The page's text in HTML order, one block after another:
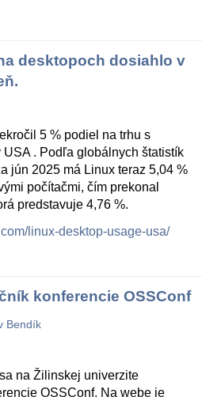
desktopoch dosiahlo v
5 % podiel na trhu s
. Podľa globálnych štatistík
jún 2025 má Linux teraz 5,04 %
počítačmi, čím prekonal
predstavuje 4,76 %.
linux-desktop-usage-usa/
konferencie OSSConf
Bendík
na Žilinskej univerzite
OSSConf. Na webe je